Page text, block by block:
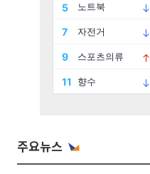
주요뉴스